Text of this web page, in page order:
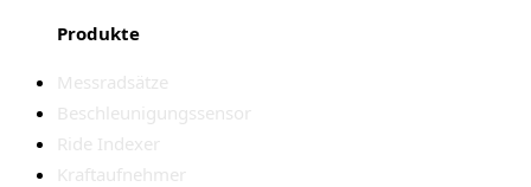
Produkte
Messradsätze
Beschleunigungssensor
Ride Indexer
Kraftaufnehmer